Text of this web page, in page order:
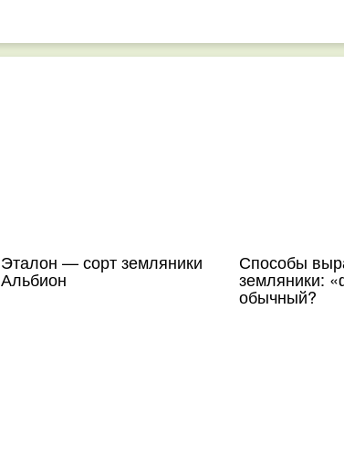
Эталон — сорт земляники
Альбион
Способы
земляники:
обычный?